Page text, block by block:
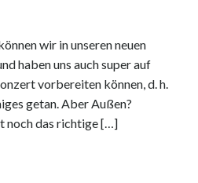
wir in unseren neuen
haben uns auch super auf
vorbereiten können, d. h.
getan. Aber Außen?
noch das richtige […]